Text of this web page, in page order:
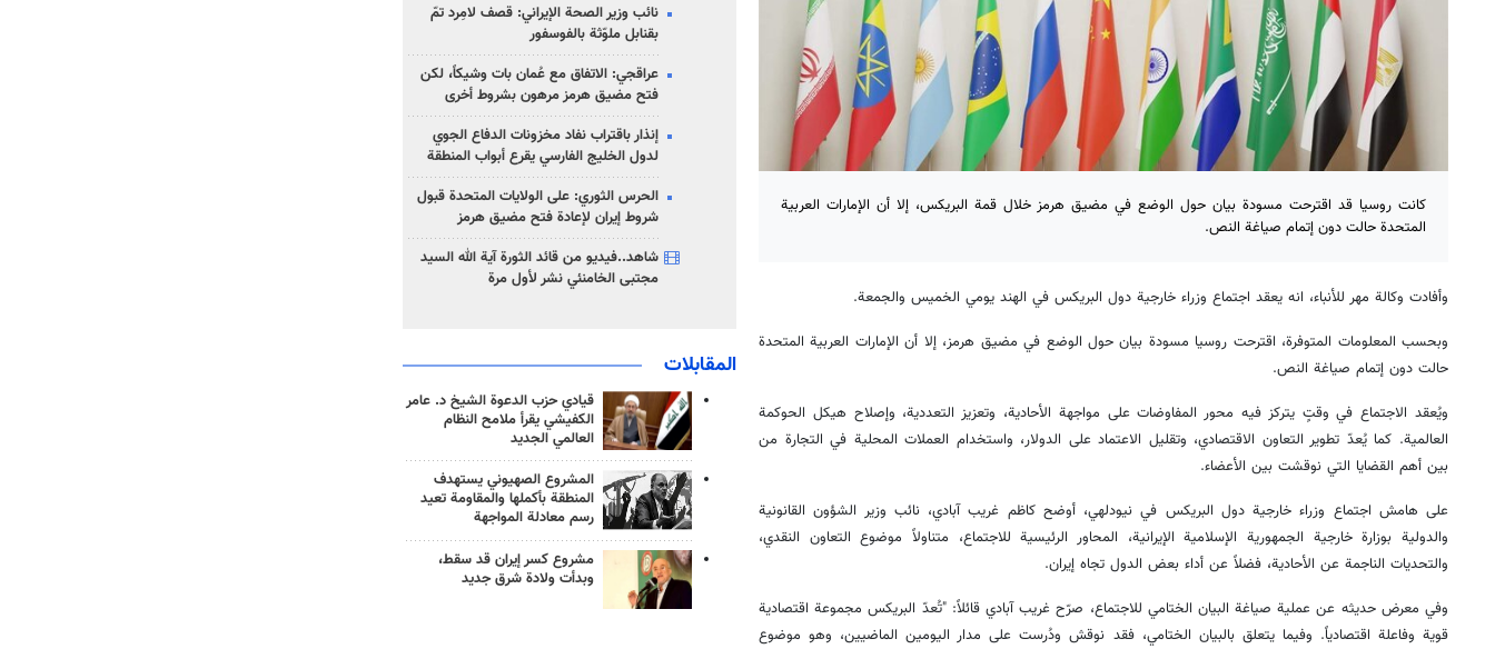
كانت روسيا قد اقترحت مسودة بيان حول الوضع في مضيق هرمز خلال قمة البريكس، إلا أن الإمارات العربية
المتحدة حالت دون إتمام صياغة النص.
وأفادت وكالة مهر للأنباء، انه يعقد اجتماع وزراء خارجية دول البريكس في الهند يومي الخميس والجمعة.
وبحسب المعلومات المتوفرة، اقترحت روسيا مسودة بيان حول الوضع في مضيق هرمز، إلا أن الإمارات العربية المتحدة
حالت دون إتمام صياغة النص.
ويُعقد الاجتماع في وقتٍ يتركز فيه محور المفاوضات على مواجهة الأحادية، وتعزيز التعددية، وإصلاح هيكل الحوكمة
العالمية. كما يُعدّ تطوير التعاون الاقتصادي، وتقليل الاعتماد على الدولار، واستخدام العملات المحلية في التجارة من
بين أهم القضايا التي نوقشت بين الأعضاء.
على هامش اجتماع وزراء خارجية دول البريكس في نيودلهي، أوضح كاظم غريب آبادي، نائب وزير الشؤون القانونية
والدولية بوزارة خارجية الجمهورية الإسلامية الإيرانية، المحاور الرئيسية للاجتماع، متناولاً موضوع التعاون النقدي،
والتحديات الناجمة عن الأحادية، فضلاً عن أداء بعض الدول تجاه إيران.
وفي معرض حديثه عن عملية صياغة البيان الختامي للاجتماع، صرّح غريب آبادي قائلاً: "تُعدّ البريكس مجموعة اقتصادية
قوية وفاعلة اقتصادياً. وفيما يتعلق بالبيان الختامي، فقد نوقش ودُرست على مدار اليومين الماضيين، وهو موضوع
نائب وزير الصحة الإيراني: قصف لامِرد تمّ
بقنابل ملوّثة بالفوسفور
عراقجي: الاتفاق مع عُمان بات وشيكاً، لكن
فتح مضيق هرمز مرهون بشروط أخرى
إنذار باقتراب نفاد مخزونات الدفاع الجوي
لدول الخليج الفارسي يقرع أبواب المنطقة
الحرس الثوري: على الولايات المتحدة قبول
شروط إيران لإعادة فتح مضيق هرمز
شاهد..فيديو من قائد الثورة آية الله السيد
مجتبى الخامنئي نشر لأول مرة
المقابلات
قيادي حزب الدعوة الشيخ د. عامر
الكفيشي يقرأ ملامح النظام
العالمي الجديد
المشروع الصهيوني يستهدف
المنطقة بأكملها والمقاومة تعيد
رسم معادلة المواجهة
مشروع كسر إيران قد سقط،
وبدأت ولادة شرق جديد